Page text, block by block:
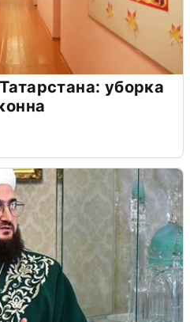
уборка